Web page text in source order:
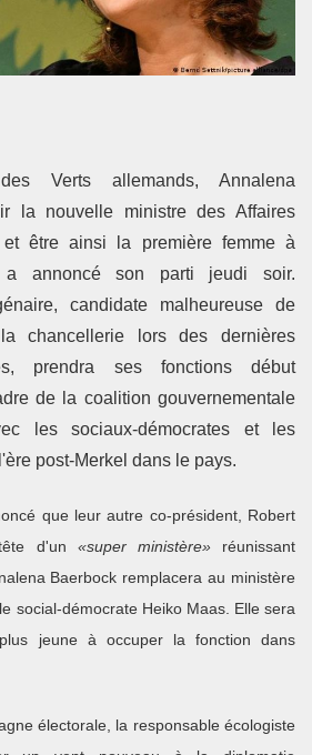
Verts allemands, Annalena
la nouvelle ministre des Affaires
être ainsi la première femme à
a annoncé son parti jeudi soir.
candidate malheureuse de
chancellerie lors des dernières
prendra ses fonctions début
de la coalition gouvernementale
les sociaux-démocrates et les
post-Merkel dans le pays.
que leur autre co-président, Robert
d'un «super ministère»réunissant
Baerbock remplacera au ministère
social-démocrate Heiko Maas. Elle sera
jeune à occuper la fonction dans
électorale, la responsable écologiste